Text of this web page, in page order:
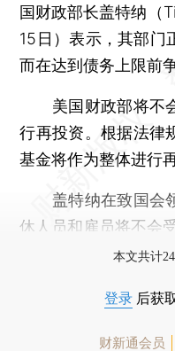
国财政部长盖特纳（
15日）表示，其部门
而在达到债务上限前
美国财政部将不会
行再投资。根据法律
基金将作为整体进行
盖特纳在致国会领
休人员和雇员将不会
本文共计
登录 后获
财新通会员